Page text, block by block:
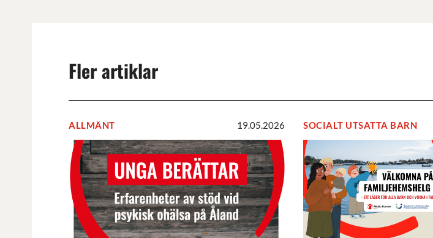
Fler artiklar
ALLMÄNT 19.05.2026
Rapporten
UNGA
BERÄTTAR
om
erfarenheter
av
stöd
SOCIALT UTSATTA BARN
Familjehemshelg
2026